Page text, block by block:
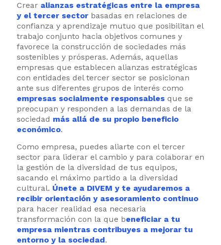
Crear alianzas estratégicas entre la empresa
y el tercer sectorbasadas en relaciones de
confianza y aprendizaje mutuo que posibilitan el
trabajo conjunto hacia objetivos comunes y
favorece la construcción de sociedades más
sostenibles y prósperas. Además, aquellas
empresas que establecen alianzas estratégicas
con entidades del tercer sector se posicionan
ante sus diferentes grupos de interés como
empresas socialmente responsablesque se
preocupan y responden a las demandas de la
sociedad más allá de su propio beneficio
económico.
Como empresa, puedes aliarte con el tercer
sector para liderar el cambio y para colaborar en
la gestión de la diversidad de tus equipos,
sacando el máximo partido a la diversidad
cultural. Únete a DIVEM y te ayudaremos a
recibir orientación y asesoramiento continuo
para hacer realidad esa necesaria
transformación con la que beneficiar a tu
empresa mientras contribuyes a mejorar tu
entorno y la sociedad.